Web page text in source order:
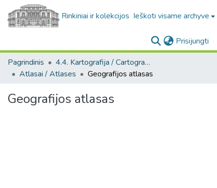
Rinkiniai ir kolekcijos Ieškoti visame archyve
Prisijungti
Pagrindinis
4.4. Kartografija / Cartography
Atlasai / Atlases
Geografijos atlasas
Geografijos atlasas